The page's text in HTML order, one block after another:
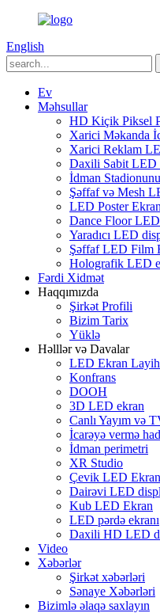
English
Ev
Məhsullar
HD Kiçik Piksel
Xarici Məkanda
Xarici Reklam
Daxili Sabit LED
İdman
Şəffaf və Mesh
LED Poster
Dance Floor
Yaradıcı LED
Şəffaf LED Film
Holografik LED
Fərdi Xidmət
Haqqımızda
Şirkət Profili
Bizim Tarix
Yüklə
Həlllər və Davalar
LED Ekran
Konfrans
DOOH
3D LED ekran
Canlı Yayım və
İcarəyə vermə
İdman perimetri
XR Studio
Çevik LED Ekran
Dairəvi LED
Kub LED Ekran
LED pərdə ekranı
Daxili HD LED
Video
Xəbərlər
Şirkət xəbərləri
Sənaye Xəbərləri
Bizimlə əlaqə saxlayın